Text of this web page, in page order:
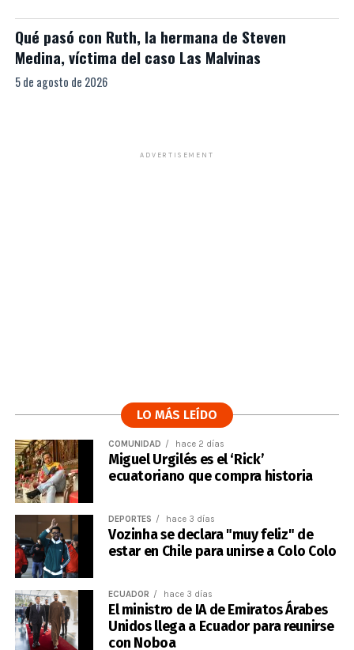
Qué pasó con Ruth, la hermana de Steven
Medina, víctima del caso Las Malvinas
5 de agosto de 2026
ADVERTISEMENT
LO MÁS LEÍDO
COMUNIDAD hace 2 días
Miguel Urgilés es el ‘Rick’
ecuatoriano que compra historia
DEPORTES hace 3 días
Vozinha se declara "muy feliz" de
estar en Chile para unirse a Colo Colo
ECUADOR hace 3 días
El ministro de IA de Emiratos Árabes
Unidos llega a Ecuador para reunirse
con Noboa